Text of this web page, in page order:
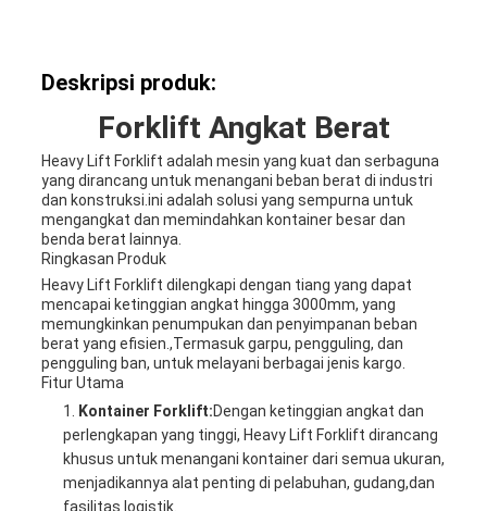
Deskripsi produk:
Forklift Angkat Berat
Heavy Lift Forklift adalah mesin yang kuat dan serbaguna
yang dirancang untuk menangani beban berat di industri
dan konstruksi.ini adalah solusi yang sempurna untuk
mengangkat dan memindahkan kontainer besar dan
benda berat lainnya.
Ringkasan Produk
Heavy Lift Forklift dilengkapi dengan tiang yang dapat
mencapai ketinggian angkat hingga 3000mm, yang
memungkinkan penumpukan dan penyimpanan beban
berat yang efisien.,Termasuk garpu, pengguling, dan
pengguling ban, untuk melayani berbagai jenis kargo.
Fitur Utama
Kontainer Forklift:Dengan ketinggian angkat dan
perlengkapan yang tinggi, Heavy Lift Forklift dirancang
khusus untuk menangani kontainer dari semua ukuran,
menjadikannya alat penting di pelabuhan, gudang,dan
fasilitas logistik.